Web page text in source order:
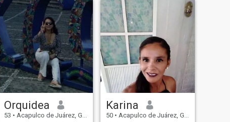
Orquidea
53 • Acapulco de Juárez, Guerrero, Messico
Karina
50 • Acapulco de Juárez, Guerrero, Messico